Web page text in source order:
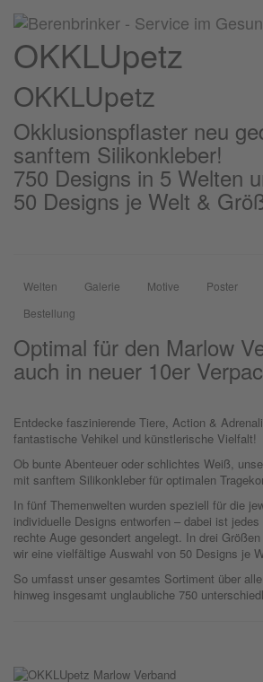
OKKLUpetz
OKKLUpetz
Okklusionspflaster neu
sanftem Silikonkleber!
750 Designs in 5 Welten
50 Designs je Welt &
Welten Galerie Motive Poster
Bestellung
Optimal für den Marlow
auch in neuer 10er
Entdecke faszinierende Tiere, Action &
fantastische Vehikel und künstlerische Vielfalt!
Ob bunte Abenteuer oder schlichtes Weiß,
mit sanftem Silikonkleber für optimalen
In fünf Themenwelten wurden speziell für die
individuelle Designs entworfen – dabei ist
rechte Auge gesondert angelegt. In drei
wir eine vielfältige Auswahl von 50 Designs je
So umfasst unser gesamtes Sortiment über
hinweg insgesamt unglaubliche 750